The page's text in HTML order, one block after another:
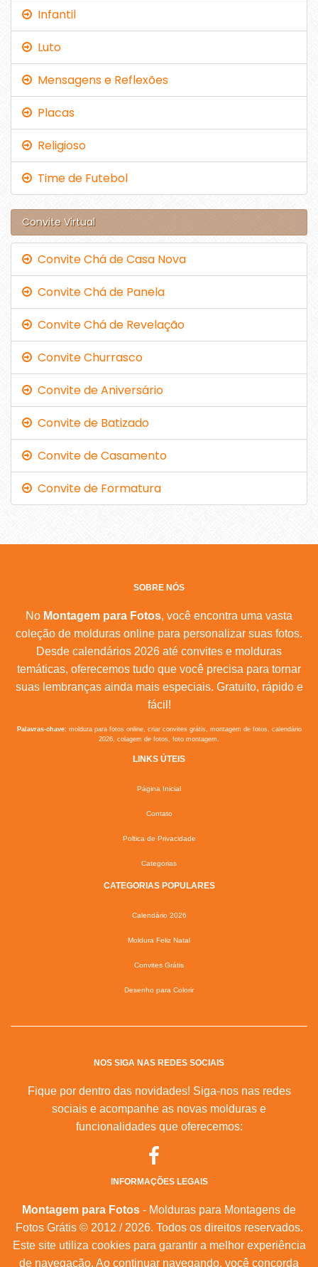
Infantil
Luto
Mensagens e Reflexões
Placas
Religioso
Time de Futebol
Convite Virtual
Convite Chá de Casa Nova
Convite Chá de Panela
Convite Chá de Revelação
Convite Churrasco
Convite de Aniversário
Convite de Batizado
Convite de Casamento
Convite de Formatura
SOBRE NÓS
No Montagem para Fotos, você encontra uma vasta
coleção de molduras online para personalizar suas fotos.
Desde calendários 2026 até convites e molduras
temáticas, oferecemos tudo que você precisa para tornar
suas lembranças ainda mais especiais. Gratuito, rápido e
fácil!
Palavras-chave:moldura para fotos online, criar convites grátis, montagem de fotos, calendário
2026, colagem de fotos, foto montagem.
LINKS ÚTEIS
Página Inicial
Contato
Poltica de Privacidade
Categorias
CATEGORIAS POPULARES
Calendário 2026
Moldura Feliz Natal
Convites Grátis
Desenho para Colorir
NOS SIGA NAS REDES SOCIAIS
Fique por dentro das novidades! Siga-nos nas redes
sociais e acompanhe as novas molduras e
funcionalidades que oferecemos:
INFORMAÇÕES LEGAIS
Montagem para Fotos - Molduras para Montagens de
Fotos Grátis © 2012 / 2026. Todos os direitos reservados.
Este site utiliza cookies para garantir a melhor experiência
de navegação. Ao continuar navegando, você concorda